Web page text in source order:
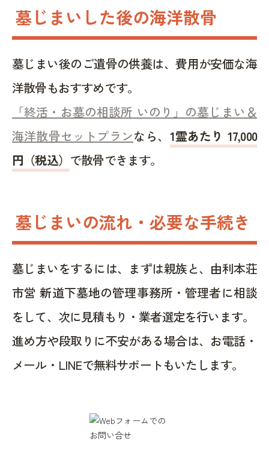
墓じまいした後の海洋散骨
墓じまい後のご遺骨の供養は、費用が安価な海
洋散骨もおすすめです。
「終活・お墓の相談所 いのり」の墓じまい＆
海洋散骨セットプランなら、 1霊あたり 17,000
円（税込） で散骨できます。
墓じまいの流れ・必要な手続き
墓じまいをするには、まずは親族と、由利本荘
市営 新道下墓地の管理事務所・管理者に相談
をして、次に見積もり・業者選定を行います。
進め方や段取りに不安がある場合は、お電話・
メール・LINEで無料サポートもいたします。